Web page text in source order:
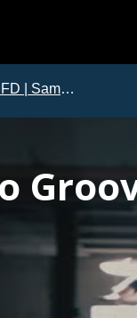
| Sample and Groove Packs